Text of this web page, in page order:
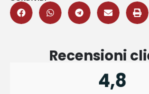
Recensioni
4,8